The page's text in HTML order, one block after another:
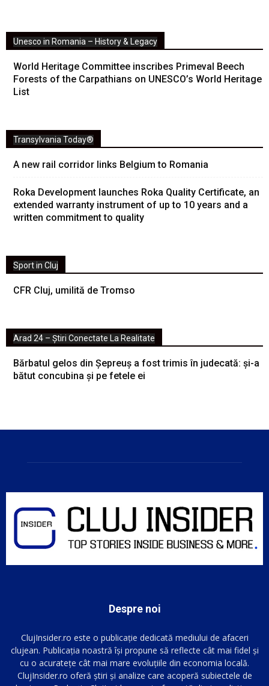
Unesco in Romania – History & Legacy
World Heritage Committee inscribes Primeval Beech
Forests of the Carpathians on UNESCO’s World Heritage
List
Transylvania Today®
A new rail corridor links Belgium to Romania
Roka Development launches Roka Quality Certificate, an
extended warranty instrument of up to 10 years and a
written commitment to quality
Sport in Cluj
CFR Cluj, umilită de Tromso
Arad 24 – Știri Conectate La Realitate
Bărbatul gelos din Șepreuș a fost trimis în judecată: și-a
bătut concubina și pe fetele ei
Despre noi
ClujInsider.ro este o publicație dedicată mediului de afaceri
clujean. Publicația noastră își propune să reflecte cât mai fidel și
cu o acuratețe cât mai mare evoluțiile din economia locală.
ClujInsider.ro oferă știri și analize care acoperă subiectele de